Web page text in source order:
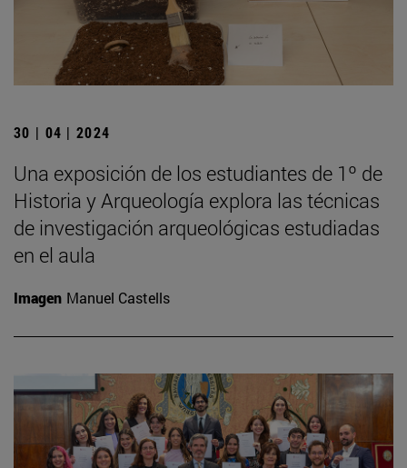
30 | 04 | 2024
Una exposición de los estudiantes de 1º de
Historia y Arqueología explora las técnicas
de investigación arqueológicas estudiadas
en el aula
Imagen Manuel Castells